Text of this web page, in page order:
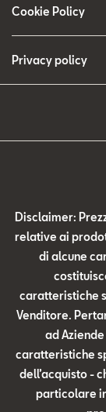
Cookie Policy
Privacy policy
Disclaimer:
relative ai
di alcune
caratteristiche
Venditore.
ad
caratteristiche
dell’acquisto -
particolare